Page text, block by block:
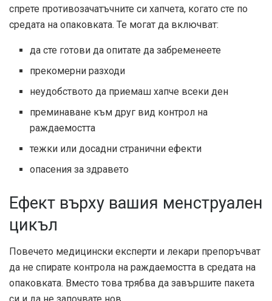
спрете противозачатъчните си хапчета, когато сте по
средата на опаковката. Те могат да включват:
да сте готови да опитате да забременеете
прекомерни разходи
неудобството да приемаш хапче всеки ден
преминаване към друг вид контрол на
раждаемостта
тежки или досадни странични ефекти
опасения за здравето
Ефект върху вашия менструален
цикъл
Повечето медицински експерти и лекари препоръчват
да не спирате контрола на раждаемостта в средата на
опаковката. Вместо това трябва да завършите пакета